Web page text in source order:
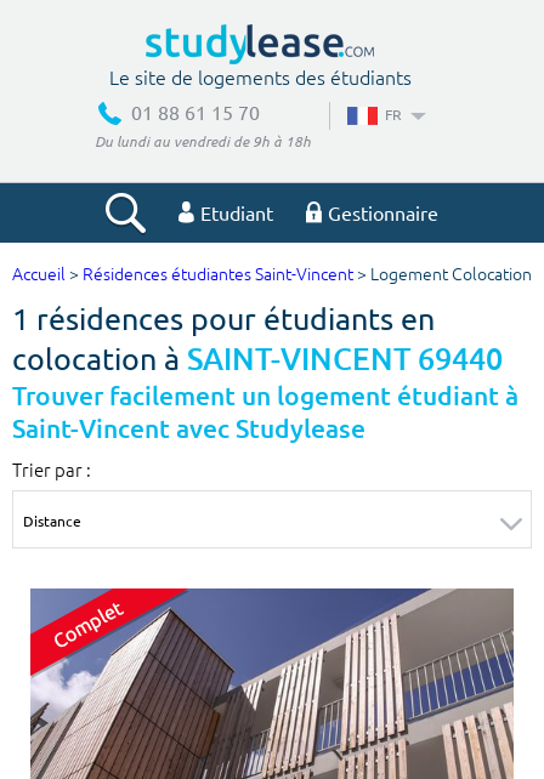
Le site de logements des étudiants
01 88 61 15 70
Du lundi au vendredi de 9h à 18h
FR
Etudiant Gestionnaire
Votre recherche
Ville, école
m²
Type de location
Colocation
Accueil > Résidences étudiantes Saint-Vincent> Logement Colocation
1 résidences pour étudiants en
colocation à SAINT-VINCENT 69440
Trouver facilement un logement étudiant à
Saint-Vincent avec Studylease
Trier par :